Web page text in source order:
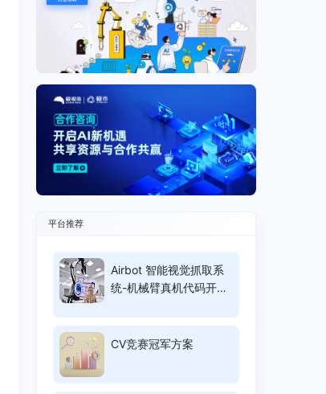
平台推荐
Airbot 智能视觉抓取系
统-机械臂真机代码开
CV竞赛冠军方案